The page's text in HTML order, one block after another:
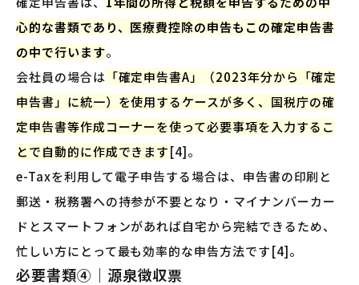
心的な書類であり、医療費控除の申告もこの確定申告書
の中で行います。
会社員の場合は 「確定申告書A」（2023年分から「確定
申告書」に統一）を使用するケースが多く、国税庁の確
定申告書等作成コーナーを使って必要事項を入力するこ
とで自動的に作成できます[4]。
e-Taxを利用して電子申告する場合は、申告書の印刷と
郵送・税務署への持参が不要となり・マイナンバーカー
ドとスマートフォンがあれば自宅から完結できるため、
忙しい方にとって最も効率的な申告方法です[4]。
必要書類④｜源泉徴収票